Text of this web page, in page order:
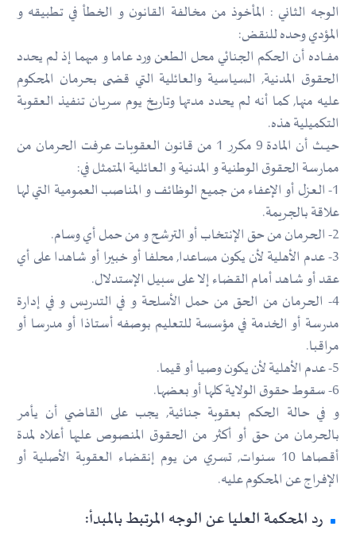
الوجه الثاني : المأخوذ من مخالفة القانون و الخطأ في تطبيقه و
المؤدي وحده للنقض:
مفـــاده أن الحكم الجنائي محل الطعن ورد عاما و مبهما إذ لم يحدد
الحقوق المدنية, السياسية والعائلية التي قضى بحرمان المحكوم
عليه منها, كما أنه لم يحدد مدتها وتاريخ يوم سريان تنفيذ العقوبة
التكميلية هذه.
حيـــث أن المادة 9 مكرر 1 من قانون العقوبات عرفت الحرمان من
ممارسة الحقوق الوطنية و المدنية و العائلية المتمثل في:
1- العزل أو الإعفاء من جميع الوظائف و المناصب العمومية التي لها
علاقة بالجريمة.
2- الحرمان من حق الإنتخاب أو الترشح و من حمل أي وسام.
3- عدم الأهلية لأن يكون مساعدا, محلفا أو خبيرا أو شاهدا على أي
عقد أو شاهد أمام القضاء إلا على سبيل الإستدلال.
4- الحرمان من الحق من حمل الأسلحة و في التدريس و في إدارة
مدرسة أو الخدمة في مؤسسة للتعليم بوصفه أستاذا أو مدرسا أو
مراقبا.
5- عدم الأهلية لأن يكون وصيا أو قيما.
6- سقوط حقوق الولاية كلها أو بعضها.
و في حالة الحكم بعقوبة جنائية, يجب على القاضي أن يأمر
بالحرمان من حق أو أكثر من الحقوق المنصوص عليها أعلاه لمدة
أقصاها 10 سنوات, تسري من يوم إنقضاء العقوبة الأصلية أو
الإفراج عن المحكوم عليه.
رد المحكمة العليا عن الوجه المرتبط بالمبدأ: